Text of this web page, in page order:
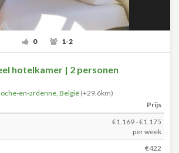
0 1-2
hotelkamer | 2 personen
en-ardenne, België (+29.6km)
Prijs
€1.169 - €1.175
per week
€422